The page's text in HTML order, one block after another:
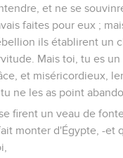
et ne se
faites pour eux ;
ils établirent un
Mais toi, tu es un
et miséricordieux,
ne les as point
firent un veau de
monter d'Égypte, -et